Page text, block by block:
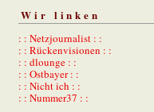
Wir linken
: : Netzjournalist : :
: : Rückenvisionen : :
: : dlounge : :
: : Ostbayer : :
: : Nicht ich : :
: : Nummer37 : :